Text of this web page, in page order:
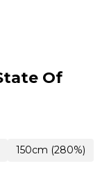
Of
150cm (280%)